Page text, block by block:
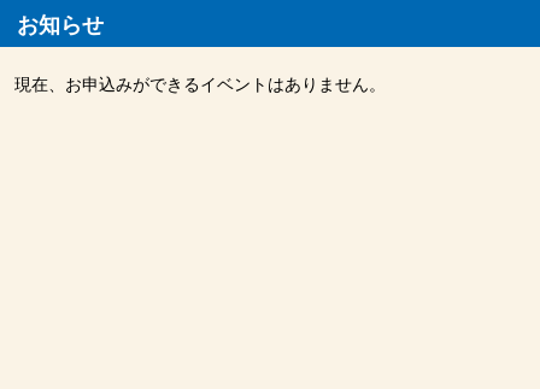
お知らせ
現在、お申込みができるイベントはありません。